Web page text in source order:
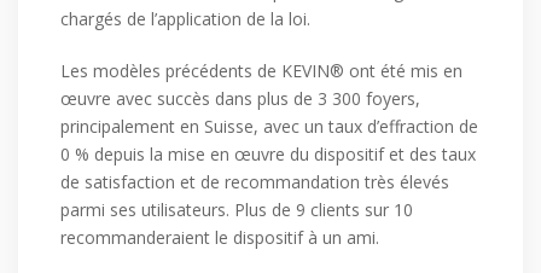
chargés de l’application de la loi.
Les modèles précédents de KEVIN® ont été mis en
œuvre avec succès dans plus de 3 300 foyers,
principalement en Suisse, avec un taux d’effraction de
0 % depuis la mise en œuvre du dispositif et des taux
de satisfaction et de recommandation très élevés
parmi ses utilisateurs. Plus de 9 clients sur 10
recommanderaient le dispositif à un ami.